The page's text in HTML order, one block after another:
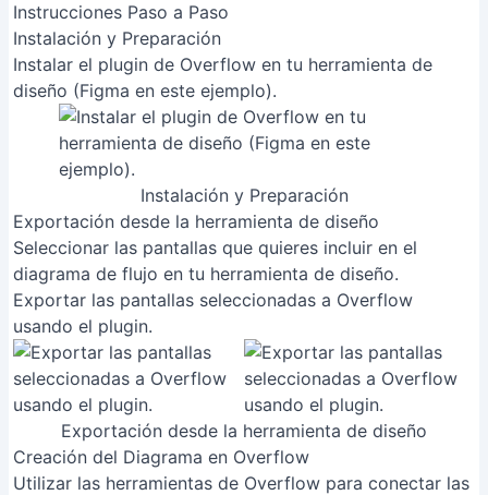
Instrucciones Paso a Paso
Instalación y Preparación
Instalar el plugin de Overflow en tu herramienta de
diseño (Figma en este ejemplo).
Instalación y Preparación
Exportación desde la herramienta de diseño
Seleccionar las pantallas que quieres incluir en el
diagrama de flujo en tu herramienta de diseño.
Exportar las pantallas seleccionadas a Overflow
usando el plugin.
Exportación desde la herramienta de diseño
Creación del Diagrama en Overflow
Utilizar las herramientas de Overflow para conectar las